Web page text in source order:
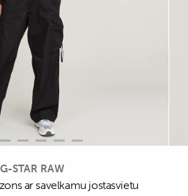
G-STAR RAW
ar savelkamu jostasvietu